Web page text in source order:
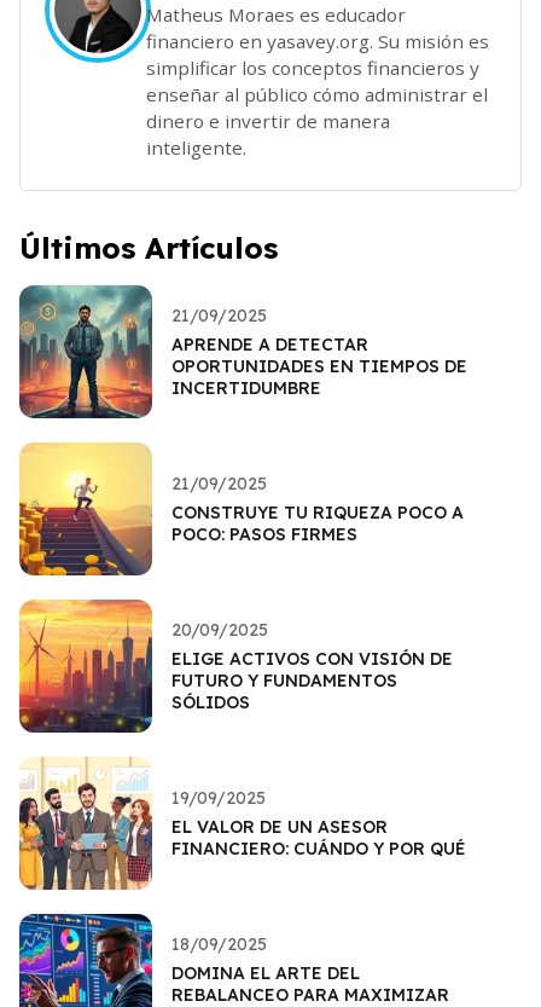
Matheus Moraes es educador
financiero en yasavey.org. Su misión es
simplificar los conceptos financieros y
enseñar al público cómo administrar el
dinero e invertir de manera
inteligente.
Últimos Artículos
21/09/2025
APRENDE A DETECTAR
OPORTUNIDADES EN TIEMPOS DE
INCERTIDUMBRE
21/09/2025
CONSTRUYE TU RIQUEZA POCO A
POCO: PASOS FIRMES
20/09/2025
ELIGE ACTIVOS CON VISIÓN DE
FUTURO Y FUNDAMENTOS
SÓLIDOS
19/09/2025
EL VALOR DE UN ASESOR
FINANCIERO: CUÁNDO Y POR QUÉ
18/09/2025
DOMINA EL ARTE DEL
REBALANCEO PARA MAXIMIZAR